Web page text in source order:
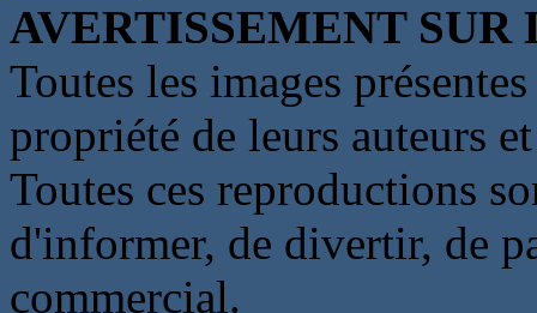
AVERTISSEMENT
Toutes les images
propriété de leurs auteurs
Toutes ces reproductions
d'informer, de divertir, de
commercial.